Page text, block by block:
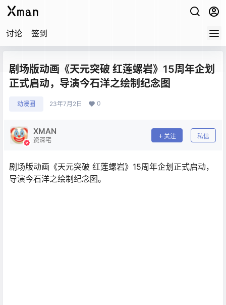
讨论 签到
剧场版动画《天元突破 红莲螺岩》15周年企划
正式启动，导演今石洋之绘制纪念图
动漫圈 23年7月2日 0
XMAN
资深宅
关注 私信
剧场版动画《天元突破 红莲螺岩》15周年企划正式启动，
导演今石洋之绘制纪念图。